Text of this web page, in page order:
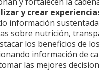
y crear
información
sobre nutrición,
los beneficios de
información de
las mejores